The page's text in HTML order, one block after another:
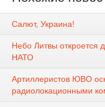
Салют, Украина!
Небо Литвы откроется
НАТО
Артиллеристов ЮВО
радиолокационными